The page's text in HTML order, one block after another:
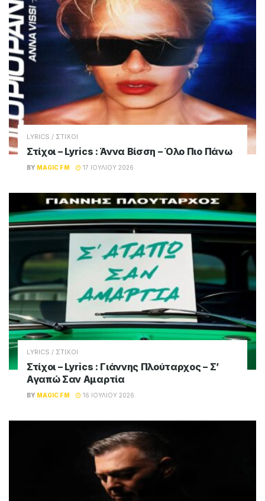
LYRICS / ΣΤΙΧΟΙ
Στίχοι – Lyrics : Άννα Βίσση – Όλο Πιο Πάνω
BY MAGIC FM 17 ΙΟΥΛΊΟΥ 2026
LYRICS / ΣΤΙΧΟΙ
Στίχοι – Lyrics : Γιάννης Πλούταρχος – Σ’
Αγαπώ Σαν Αμαρτία
BY MAGIC FM 16 ΙΟΥΛΊΟΥ 2026